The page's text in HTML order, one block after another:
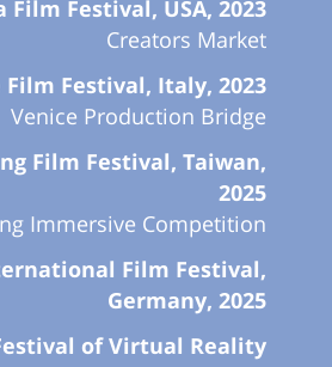
Film Festival, USA, 2023
Creators Market
Film Festival, Italy, 2023
Venice Production Bridge
Film Festival, Taiwan,
2025
Immersive Competition
Film Festival,
Germany, 2025
of Virtual Reality